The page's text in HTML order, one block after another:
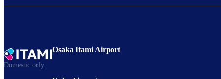
Osaka Itami Airport
Domestic only